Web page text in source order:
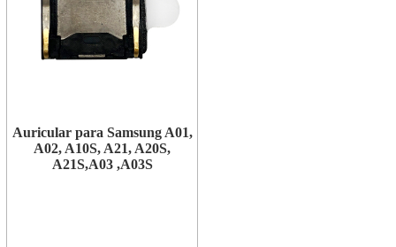
Auricular para Samsung A01,
A02, A10S, A21, A20S,
A21S,A03 ,A03S